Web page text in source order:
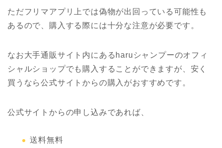
ただフリマアプリ上では偽物が出回っている可能性も
あるので、購入する際には十分な注意が必要です。
なお大手通販サイト内にあるharuシャンプーのオフィ
シャルショップでも購入することができますが、安く
買うなら公式サイトからの購入がおすすめです。
公式サイトからの申し込みであれば、
送料無料